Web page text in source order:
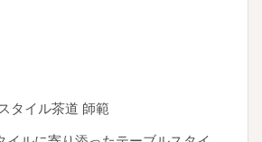
タイル茶道 師範